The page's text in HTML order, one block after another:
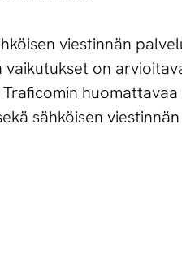
viestinnän
on
sähköisen